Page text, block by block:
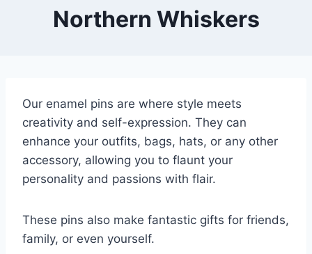
Northern Whiskers
Our enamel pins are where style meets
creativity and self-expression. They can
enhance your outfits, bags, hats, or any other
accessory, allowing you to flaunt your
personality and passions with flair.
These pins also make fantastic gifts for friends,
family, or even yourself.